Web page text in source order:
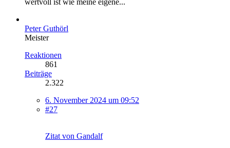
Peter Guthörl
Meister
Reaktionen
861
Beiträge
2.322
6. November 2024 um 09:52
#27
Zitat von Gandalf